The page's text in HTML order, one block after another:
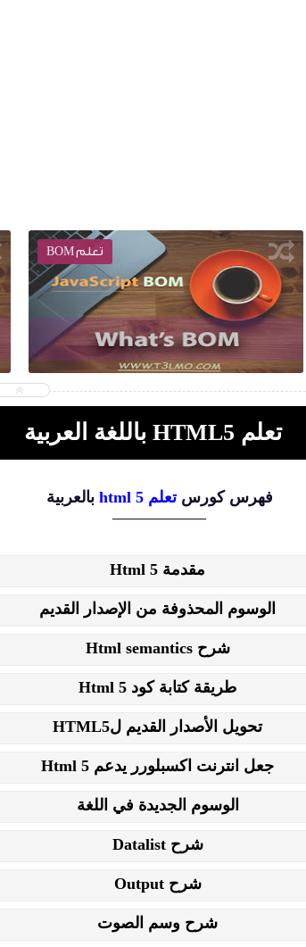
تعلم DOM
تعلم HTML5 باللغة العربية
فهرس كورستعلم html 5 بالعربية
مقدمة Html 5
الوسوم المحذوفة من الإصدار القديم
شرح Html semantics
طريقة كتابة كود Html 5
تحويل الأصدار القديم لHTML5
جعل انترنت اكسبلورر يدعم Html 5
الوسوم الجديدة في اللغة
شرح Datalist
شرح Output
شرح وسم الصوت